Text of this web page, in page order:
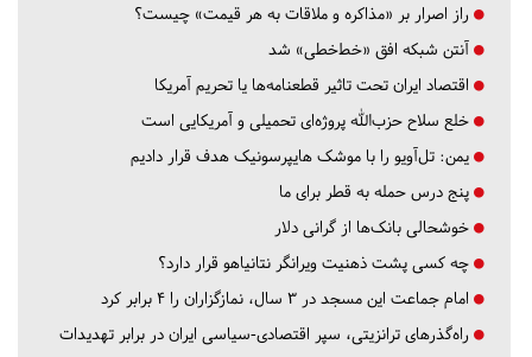
راز اصرار بر «مذاکره و ملاقات به هر قیمت» چیست؟
آنتن شبکه افق «خط‌خطی» شد
اقتصاد ایران تحت تاثیر قطعنامه‌ها یا تحریم‌ آمریکا
خلع سلاح حزب‌الله پروژه‌ای تحمیلی و آمریکایی است
یمن: تل‌آویو را با موشک هایپرسونیک هدف قرار دادیم
پنج درس‌ حمله به قطر برای ما
خوشحالی بانک‌ها از گرانی دلار
چه کسی پشت ذهنیت ویرانگر نتانیاهو قرار دارد؟
امام جماعت این مسجد در ۳ سال، نمازگزاران را ۴ برابر کرد
راه‌گذرهای ترانزیتی، سپر اقتصادی-سیاسی ایران در برابر تهدیدات